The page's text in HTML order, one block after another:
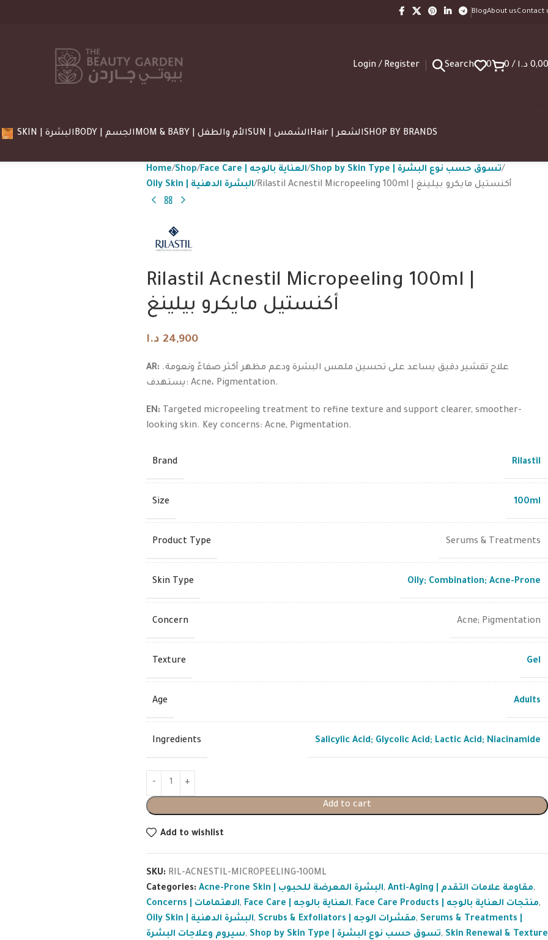
BlogAbout usContact
Login / Register Search 0 0/ د.ا
SKIN | البشرة BODY | الجسم MOM & BABY | الأم والطفل SUN | الشمس Hair | الشعرSHOP BY BRANDS
Home Shop Face Care | العناية بالوجه
Shop by Skin Type | تسوق حسب نوع البشرة
Oily Skin | البشرة الدهنية
Rilastil Acnestil Micropeeling 100ml | أكنستيل مايكرو بيلينغ
Rilastil Acnestil Micropeeling 100ml |
أكنستيل مايكرو بيلينغ
24,900 د.ا
AR:
يستهدف: Acne، Pigmentation.
EN: Targeted micropeeling treatment to refine texture and support clearer, smoother-
looking skin. Key concerns: Acne, Pigmentation.
Brand Rilastil
Size 100ml
Product Type Serums & Treatments
Skin Type Oily; Combination; Acne-Prone
Concern Acne; Pigmentation
Texture Gel
Age Adults
Ingredients Salicylic Acid; Glycolic Acid; Lactic Acid; Niacinamide
Add to cart
Add to wishlist
SKU: RIL-ACNESTIL-MICROPEELING-100ML
Categories:
Acne-Prone Skin | البشرة المعرضة للحبوب, Anti-Aging | مقاومة علامات التقدم,
Concerns | الاهتمامات, Face Care | العناية بالوجه, Face Care Products | منتجات العناية بالوجه,
Oily Skin | البشرة الدهنية, Scrubs & Exfoliators | مقشرات الوجه, Serums & Treatments |
سيروم وعلاجات البشرة, Shop by Skin Type | تسوق حسب نوع البشرة, Skin Renewal & Texture